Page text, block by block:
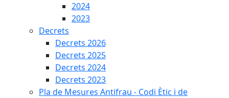
2024
2023
Decrets
Decrets 2026
Decrets 2025
Decrets 2024
Decrets 2023
Pla de Mesures Antifrau - Codi Ètic i de